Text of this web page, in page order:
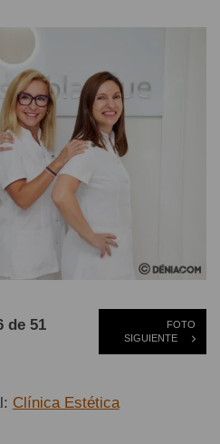
de 51
FOTO
SIGUIENTE
Clínica Estética